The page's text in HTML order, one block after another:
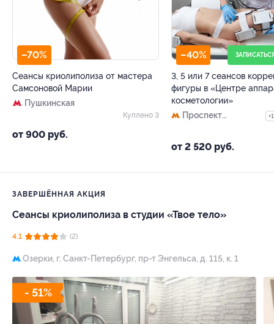
–70%
Сеансы криолиполиза от мастера
Самсоновой Марии
Пушкинская
от 900 руб.
Куплено 3
–40%
3, 5 или 7 сеансов
фигуры в «Центре
косметологии»
Проспект
+1
от 2 520 руб.
ЗАВЕРШЁННАЯ АКЦИЯ
Сеансы криолиполиза в студии «Твое тело»
4.1 (2)
Озерки, г. Санкт-Петербург, пр-т Энгельса, д. 115, к. 1
- 51%